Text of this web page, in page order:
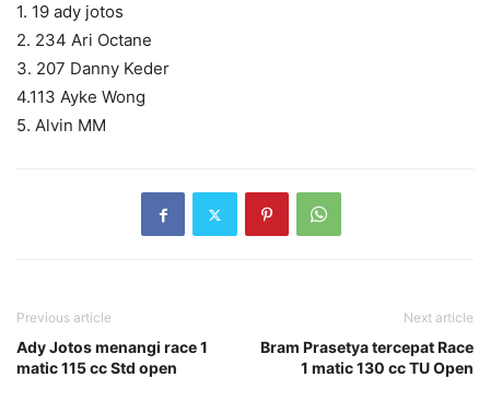
1. 19 ady jotos
2. 234 Ari Octane
3. 207 Danny Keder
4.113 Ayke Wong
5. Alvin MM
Previous article
Ady Jotos menangi race 1
matic 115 cc Std open
Next article
Bram Prasetya tercepat Race
1 matic 130 cc TU Open